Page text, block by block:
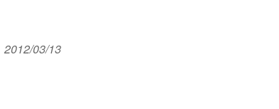
2012/03/13